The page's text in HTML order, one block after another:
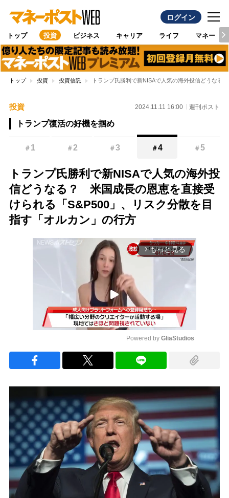
ログイン
トップ 投資 ビジネス キャリア ライフ マネー
トップ 投資 投資信託 トランプ氏勝利で新NISAで人気の海外投信どうな
投資 2024.11.11 16:00 週刊ポスト
トランプ復活の好機を掴め
＃ 1 ＃2 ＃3 ＃4 ＃5
トランプ氏勝利で新NISAで人気の海外投
信どうなる？ 米国成長の恩恵を直接受
けられる「S&P500」、リスク分散を目
指す「オルカン」の行方
arrow_forward_ios もっと見る
Powered by GliaStudios